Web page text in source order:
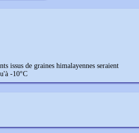
issus de graines himalayennes seraient
-10°C